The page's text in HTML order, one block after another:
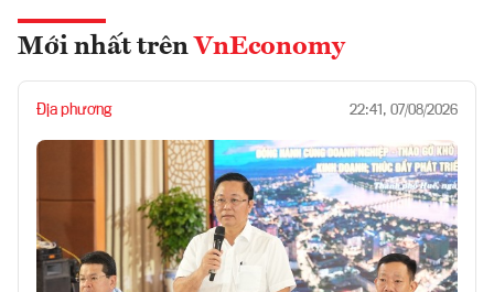
Mới nhất trên VnEconomy
Địa phương 22:41, 07/08/2026